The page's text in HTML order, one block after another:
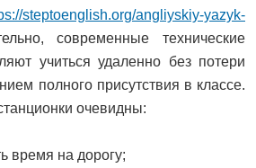
steptoenglish.org/angliyskiy-yazyk-
современные технические
учиться удаленно без потери
полного присутствия в классе.
очевидны:
время на дорогу;